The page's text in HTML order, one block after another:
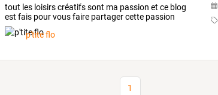
tout les loisirscréatifssont ma passion et ce blog
est fais pourvousfaire partagercette passion
vous
p'tite flo
1